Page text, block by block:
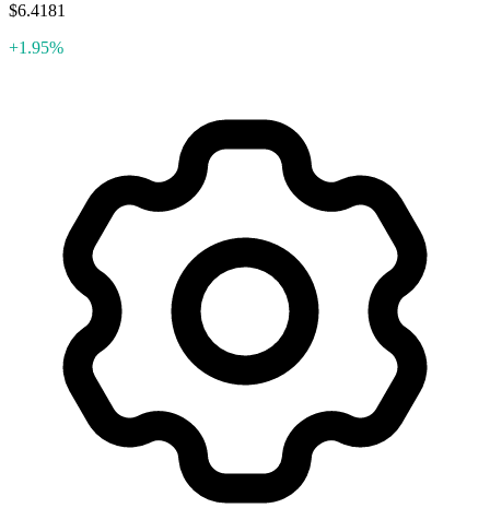
$6.4181
+1.95%